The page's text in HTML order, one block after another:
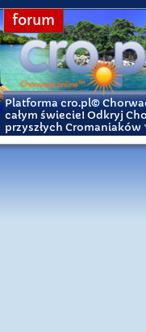
forum
Platforma cro.pl©
całym świecie! Odkryj
przyszłych Cromaniaków